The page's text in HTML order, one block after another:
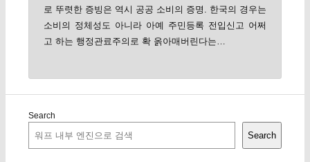
로 뚜렷한 증빙은 역시 공공 소비의 증명. 한국의 경우는
소비의 정체성도 아니라 아예 주민등록 전입신고 어쩌
고 하는 행정관료주의로 확 옭아매버린다는…
Search
Search